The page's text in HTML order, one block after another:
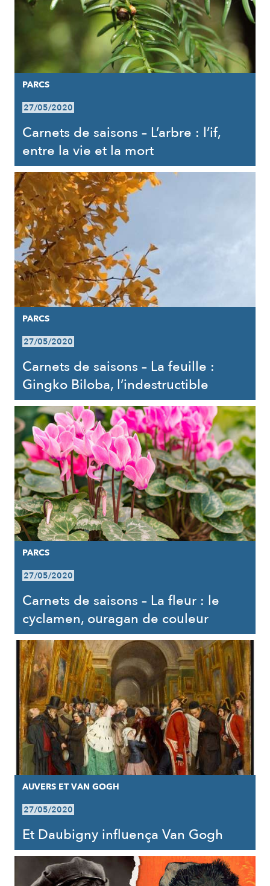
PARCS
27/05/2020
Carnets de saisons – L’arbre : l’if,
entre la vie et la mort
PARCS
27/05/2020
Carnets de saisons – La feuille :
Gingko Biloba, l’indestructible
PARCS
27/05/2020
Carnets de saisons – La fleur : le
cyclamen, ouragan de couleur
AUVERS ET VAN GOGH
27/05/2020
Et Daubigny influença Van Gogh